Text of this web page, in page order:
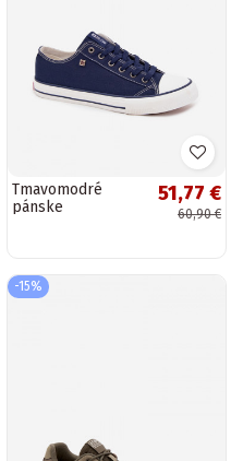
Tmavomodré
pánske
51,77 €
60,90 €
-15%